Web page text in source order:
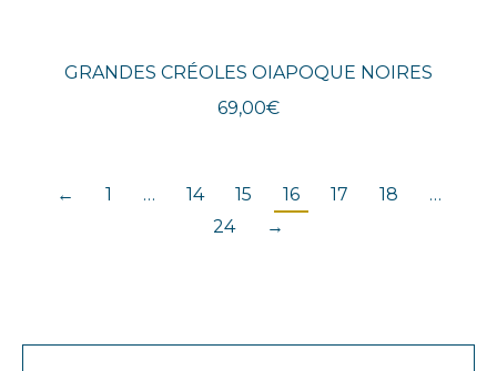
GRANDES CRÉOLES OIAPOQUE NOIRES
69,00€
← 1 … 14 15 16 17 18
…
24
→